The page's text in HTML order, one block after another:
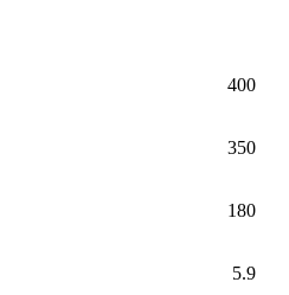
400
350
180
5.9